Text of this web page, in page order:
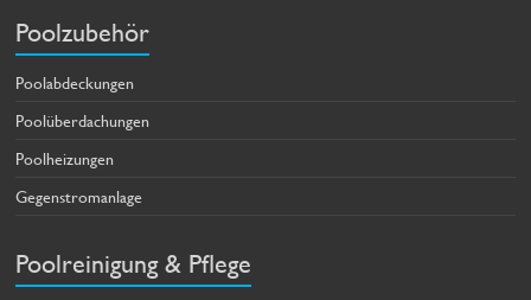
Poolzubehör
Poolabdeckungen
Poolüberdachungen
Poolheizungen
Gegenstromanlage
Poolreinigung & Pflege